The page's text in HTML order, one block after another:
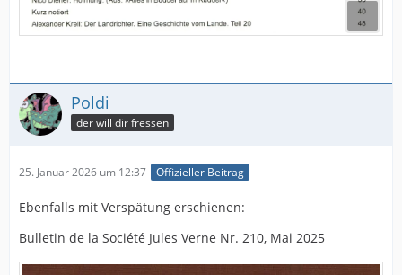
Poldi
der will dir fressen
25. Januar 2026 um 12:37 Offizieller Beitrag
Ebenfalls mit Verspätung erschienen:
Bulletin de la Société Jules Verne Nr. 210, Mai 2025